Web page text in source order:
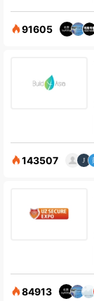
91605
143507
84913